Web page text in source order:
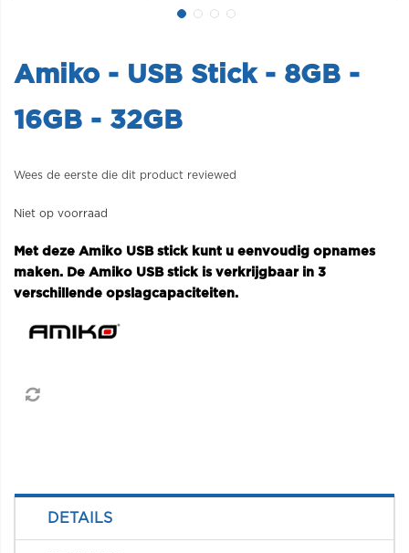
Amiko - USB Stick - 8GB -
16GB - 32GB
Wees de eerste die dit product reviewed
Niet op voorraad
Met deze Amiko USB stick kunt u eenvoudig opnames
maken. De Amiko USB stick is verkrijgbaar in 3
verschillende opslagcapaciteiten.
DETAILS